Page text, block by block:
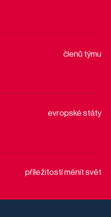
členů týmu
evropské státy
příležitostí měnit svět